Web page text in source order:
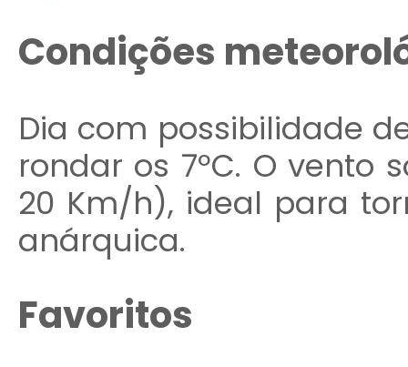
Condições
Dia com possibilidade
rondar os 7ºC. O
20 Km/h), ideal para
anárquica.
Favoritos